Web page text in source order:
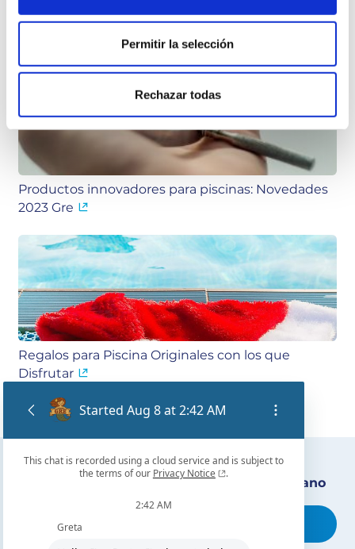
Permitir la selección
Rechazar todas
Ventajas de usar las cubiertas para piscinas
Productos innovadores para piscinas: Novedades
2023 Gre
Regalos para Piscina Originales con los que
Disfrutar
Encuentra nuestro distribuidor más cercano